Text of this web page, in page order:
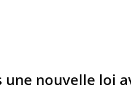
une nouvelle loi